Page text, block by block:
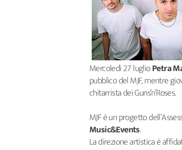
Mercoledì 27 luglioPetra
pubblico del MJF, mentre
chitarrista dei Guns’n’Roses.
MJF è un progetto
Music&Events.
La direzione artistica è